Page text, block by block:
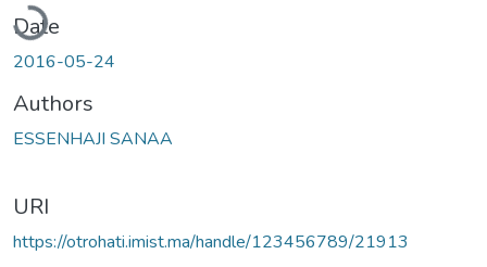
Date
2016-05-24
Authors
ESSENHAJI SANAA
URI
https://otrohati.imist.ma/handle/123456789/21913